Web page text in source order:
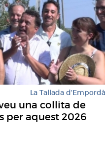
La Tallada d'Empordà
una collita de
per aquest 2026